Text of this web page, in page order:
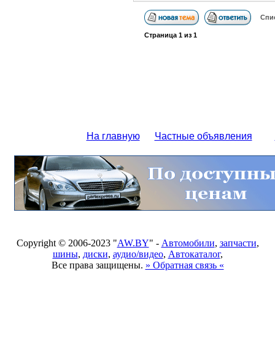
Страница 1из 1
На главную Частные объявления
Copyright © 2006-2023 "AW.BY" - Автомобили, запчасти,
шины, диски, аудио/видео, Автокаталог,
Все права защищены. » Обратная связь «